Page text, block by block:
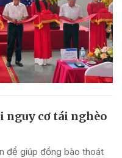
nguy cơ tái nghèo
để giúp đồng bào thoát